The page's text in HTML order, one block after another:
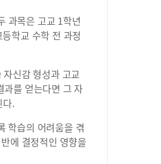
과목은 고교 1학년
학교 수학 전 과정
신감 형성과 고교
과를 얻는다면 그 자
다.
학습의 어려움을 겪
에 결정적인 영향을